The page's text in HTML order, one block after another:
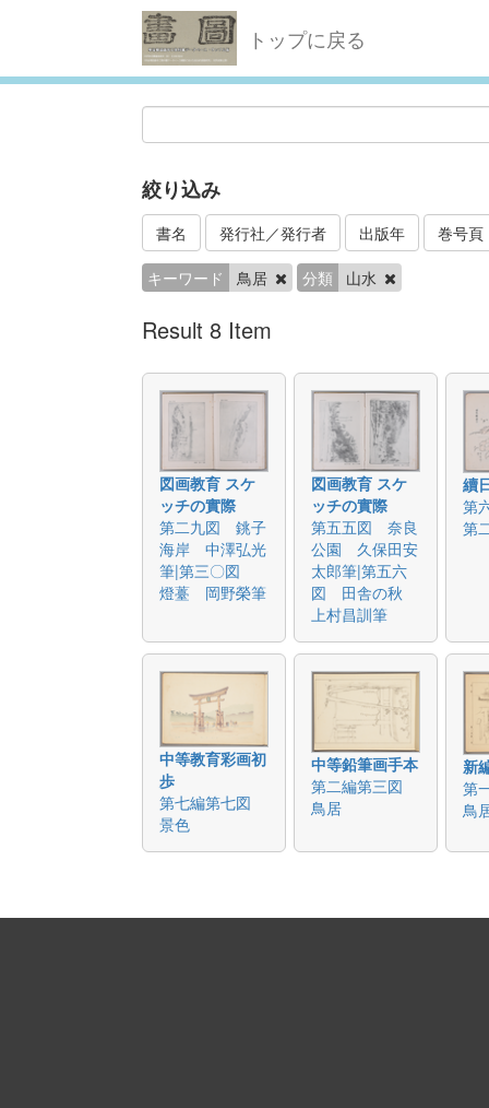
トップに戻る
絞り込み
書名 発行社／発行者 出版年 巻号頁
キーワード 鳥居 分類 山水
Result 8 Item
図画教育 スケ
ッチの實際
第二九図 銚子
海岸 中澤弘光
筆|第三〇図
燈薹 岡野榮筆
図画教育 スケ
ッチの實際
第五五図 奈良
公園 久保田安
太郎筆|第五六
図 田舎の秋
上村昌訓筆
續
第
第
中等教育彩画初
歩
第七編第七図
景色
中等鉛筆画手本
第二編第三図
鳥居
新
第
鳥